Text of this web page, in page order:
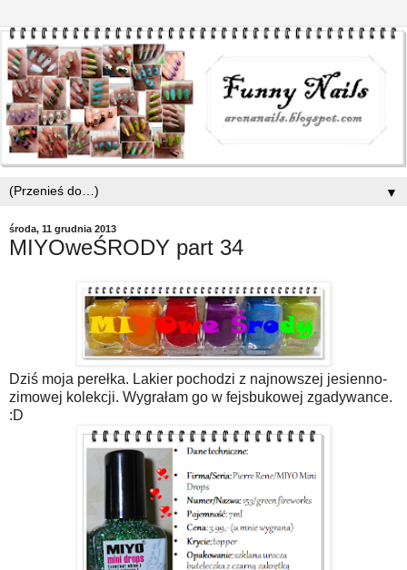
▼
środa, 11 grudnia 2013
MIYOweŚRODY part 34
Dziś moja perełka. Lakier pochodzi z najnowszej jesienno-
zimowej kolekcji. Wygrałam go w fejsbukowej zgadywance.
:D